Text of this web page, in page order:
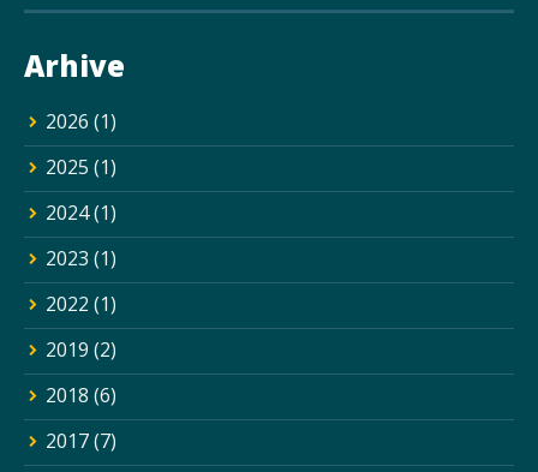
Arhive
2026 (1)
2025 (1)
2024(1)
2023 (1)
2022 (1)
2019 (2)
2018 (6)
2017(7)